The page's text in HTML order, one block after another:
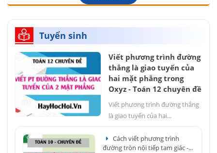
Tuyển sinh
Viết phương trình đường
thẳng là giao tuyến của
hai mặt phẳng trong
Oxyz - Toán 12 chuyên đề
Viết phương trình đường thẳng
là giao tuyến của hai...
Cách viết phương trình
đường tròn nội tiếp tam giác -...